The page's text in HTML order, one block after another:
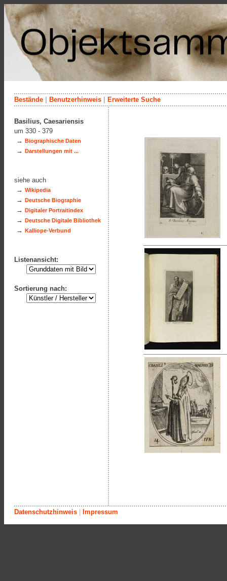
Bestände Benutzerhinweis Erweiterte Suche
Basilius, Caesariensis
um 330 - 379
→ Biographische Daten
→ Darstellungen mit ...
siehe auch
→ Wikipedia
→ Deutsche Biographie
→ Digitaler Portraitindex
→ Deutsche Digitale Bibliothek
→ Kalliope-Verbund
Listenansicht:
Sortierung nach:
Datenschutzhinweis Impressum